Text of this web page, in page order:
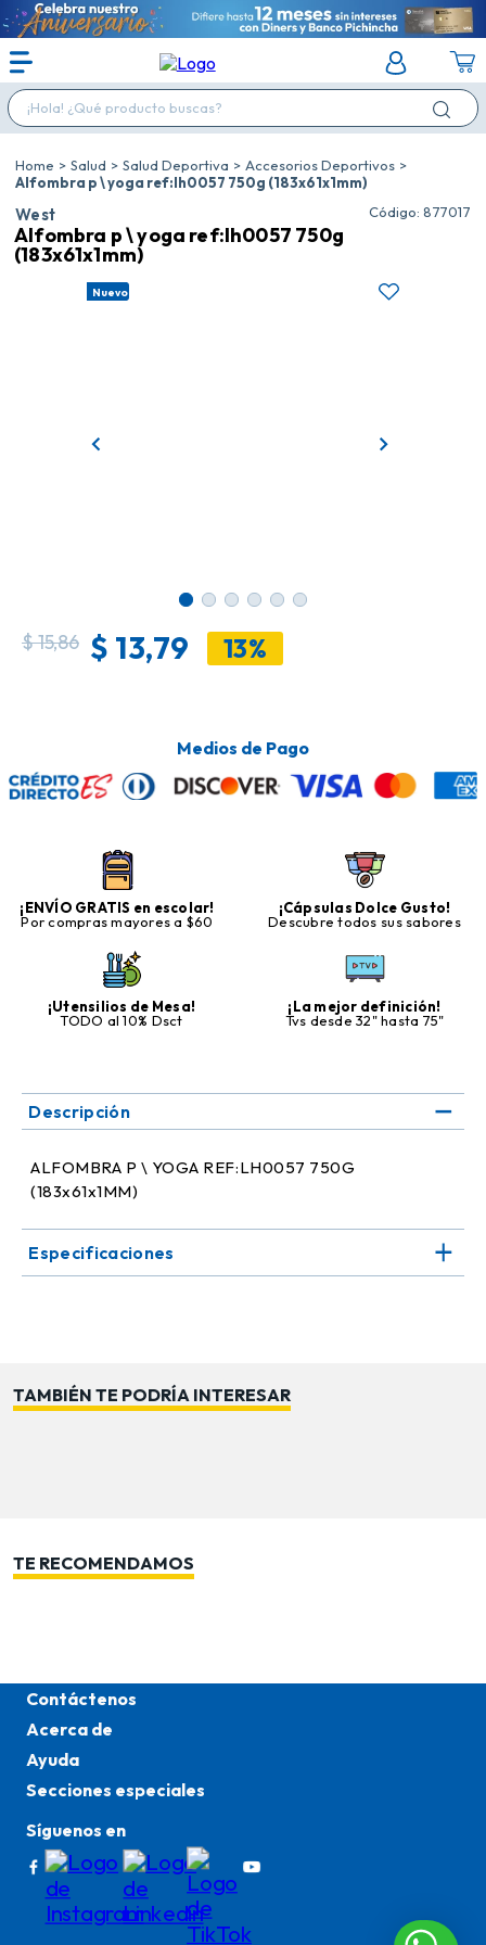
¡Hola! ¿Qué producto buscas?
Salud Salud Deportiva
Accesorios Deportivos
Alfombra p \ yoga ref:lh0057 750g (183x61x1mm)
West : 877017
Alfombra p \ yoga ref:lh0057 750g
(183x61x1mm)
Nuevo
$15,86 $ 13,79 13%
Medios de Pago
¡ENVÍO GRATIS en escolar!
Por compras mayores a $60
¡Cápsulas Dolce Gusto!
Descubre todos sus sabores
¡Utensilios de Mesa!
TODO al 10% Dsct
¡La mejor definición!
Tvs desde 32" hasta 75"
Descripción
ALFOMBRA P \ YOGA REF:LH0057 750G
(183x61x1MM)
Especificaciones
TAMBIÉN TE PODRÍA INTERESAR
TE RECOMENDAMOS
Contáctenos
Acerca de
Ayuda
Secciones especiales
Síguenos en